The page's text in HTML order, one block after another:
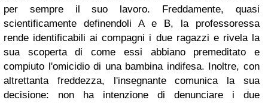
per sempre il suo lavoro. Freddamente, quasi
scientificamente definendoli A e B, la professoressa
rende identificabili ai compagni i due ragazzi e rivela la
sua scoperta di come essi abbiano premeditato e
compiuto l'omicidio di una bambina indifesa. Inoltre, con
altrettanta freddezza, l'insegnante comunica la sua
decisione: non ha intenzione di denunciare i due